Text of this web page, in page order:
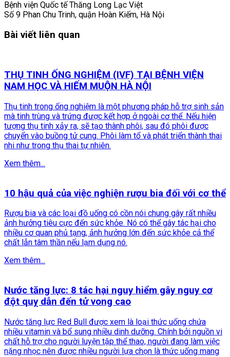
Bệnh viện Quốc tế Thăng Long Lạc Việt
Số 9 Phan Chu Trinh, quận Hoàn Kiếm, Hà Nội
Bài viết liên quan
THỤ TINH ỐNG NGHIỆM (IVF) TẠI BỆNH VIỆN
NAM HỌC VÀ HIẾM MUỘN HÀ NỘI
Thụ tinh trong ống nghiệm là một phương pháp hỗ trợ sinh sản
mà tinh trùng và trứng được kết hợp ở ngoài cơ thể. Nếu hiện
tượng thụ tinh xảy ra, sẽ tạo thành phôi, sau đó phôi được
chuyển vào buồng tử cung. Phôi làm tổ và phát triển thành thai
nhi như trong thụ thai tự nhiên.
Xem thêm...
10 hậu quả của việc nghiện rượu bia đối với cơ thể
Rượu bia và các loại đồ uống có cồn nói chung gây rất nhiều
ảnh hưởng tiêu cực đến sức khỏe. Nó có thể gây tác hại cho
nhiều cơ quan phủ tạng, ảnh hưởng lớn đến sức khỏe cả thể
chất lẫn tâm thần nếu lạm dụng nó.
Xem thêm...
Nước tăng lực: 8 tác hại nguy hiểm gây nguy cơ
đột quỵ dẫn đến tử vong cao
Nước tăng lực Red Bull được xem là loại thức uống chứa
nhiều vitamin và bổ sung nhiều dinh dưỡng. Chính bởi nguồn vi
chất hỗ trợ cho người luyện tập thể thao, người đang làm việc
nặng nhọc nên được nhiều người lựa chọn là thức uống mang